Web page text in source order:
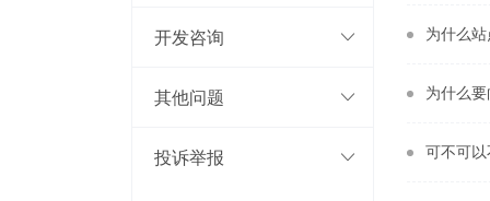
开发咨询
其他问题
投诉举报
为什么
为什么
可不可